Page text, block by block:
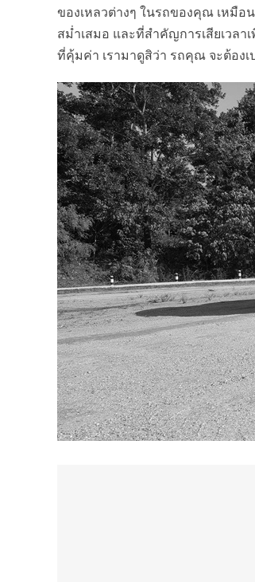
ของเหลวต่างๆ ในรถของคุณ เหมือ
สม่ำเสมอ และที่สำคัญการเสียเวล
ที่คุ้มค่า เรามาดูสิว่า รถคุณ จะต้องเ